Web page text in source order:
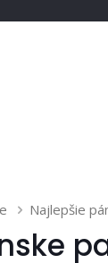
Najlepšie